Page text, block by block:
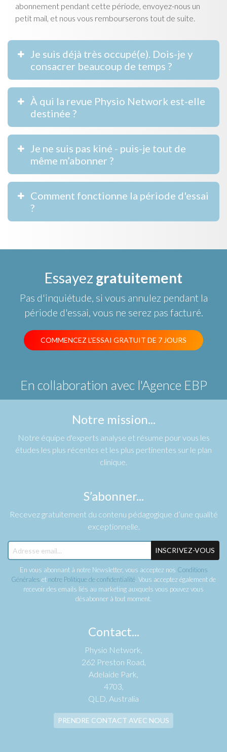
abonnement pendant cette période, envoyez-nous un
petit mail, et nous vous rembourserons tout de suite.
Je suis déjà très occupé(e). Dois-je y
consacrer beaucoup de temps ?
À qui la revue Physio Network est-elle
destinée ?
Je ne suis pas kiné - puis-je tout de
même m’abonner ?
Comment fonctionne la période d'essai
?
Essayez gratuitement
Pas d'inquiétude, si vous annulez pendant la
période d'essai, vous ne serez pas facturé.
COMMENCEZ L’ESSAI GRATUIT DE 7 JOURS
En collaboration avec l'Agence EBP
Notre mission...
Notre équipe d'experts analyse et résume pour vous les
études les plus récentes et les plus pertinentes sur le plan
clinique.
S’abonner...
Recevez gratuitement du contenu pédagogique d’une qualité
exceptionnelle.
INSCRIVEZ-VOUS
En vous abonnant à notre Newsletter, vous acceptez nos Conditions
Générales et notre Politique de confidentialité . Vous acceptez également de
recevoir des emails liés au marketing auxquels vous pouvez vous
désabonner à tout moment.
Contact...
Physio Network,
262 Preston Road,
Adelaide Park,
4703,
QLD, Australia
PRENDRE CONTACT AVEC NOUS